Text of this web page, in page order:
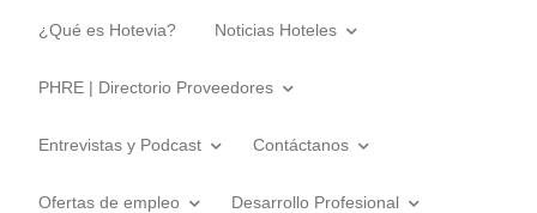
¿Qué es Hotevia? Noticias Hoteles
PHRE | Directorio Proveedores
Entrevistas y Podcast Contáctanos
Ofertas de empleo Desarrollo Profesional